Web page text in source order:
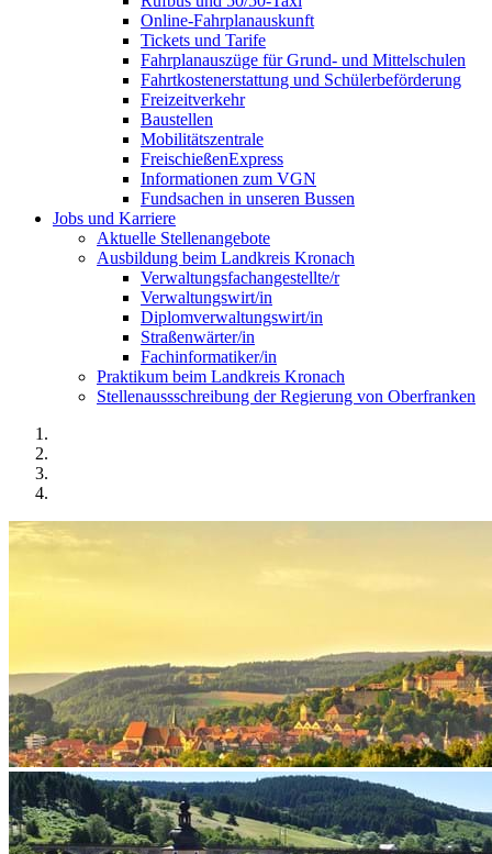
Online-Fahrplanauskunft
Tickets und Tarife
Fahrplanauszüge für Grund- und Mittelschulen
Fahrtkostenerstattung und Schülerbeförderung
Freizeitverkehr
Baustellen
Mobilitätszentrale
FreischießenExpress
Informationen zum VGN
Fundsachen in unseren Bussen
Jobs und Karriere
Aktuelle Stellenangebote
Ausbildung beim Landkreis Kronach
Verwaltungsfachangestellte/r
Verwaltungswirt/in
Diplomverwaltungswirt/in
Straßenwärter/in
Fachinformatiker/in
Praktikum beim Landkreis Kronach
Stellenaussschreibung der Regierung von Oberfranken